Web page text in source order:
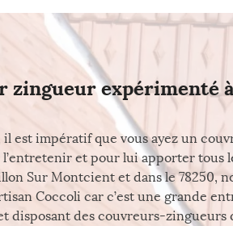
zingueur expérimenté
il est impératif que vous ayez un
et pour lui apporter tous
Sur Montcient et dans le 78250,
Coccoli car c’est une grande
disposant des couvreurs-zingueurs